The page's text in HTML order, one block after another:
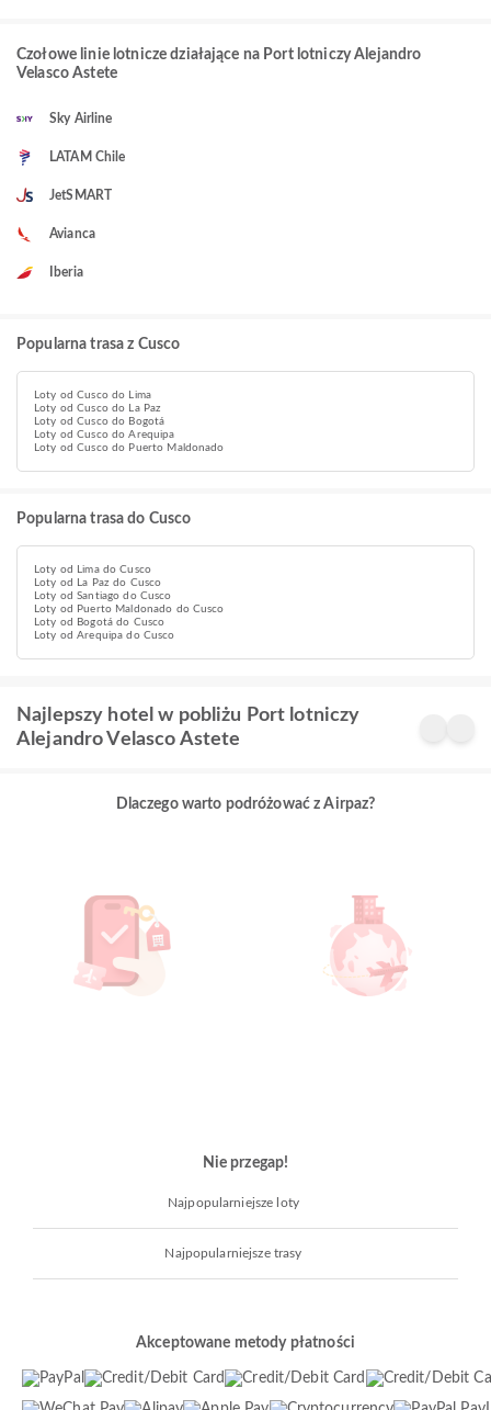
Czołowe linie lotnicze działające na Port lotniczy Alejandro
Velasco Astete
Sky Airline
LATAM Chile
JetSMART
Avianca
Iberia
Popularna trasa z Cusco
Loty od Cusco do Lima
Loty od Cusco do La Paz
Loty od Cusco do Bogotá
Loty od Cusco do Arequipa
Loty od Cusco do Puerto Maldonado
Popularna trasa do Cusco
Loty od Lima do Cusco
Loty od La Paz do Cusco
Loty od Santiago do Cusco
Loty od Puerto Maldonado do Cusco
Loty od Bogotá do Cusco
Loty od Arequipa do Cusco
Najlepszy hotel w pobliżu Port lotniczy
Alejandro Velasco Astete
Dlaczego warto podróżować z Airpaz?
Nie przegap!
Najpopularniejsze loty
Najpopularniejsze trasy
Akceptowane metody płatności